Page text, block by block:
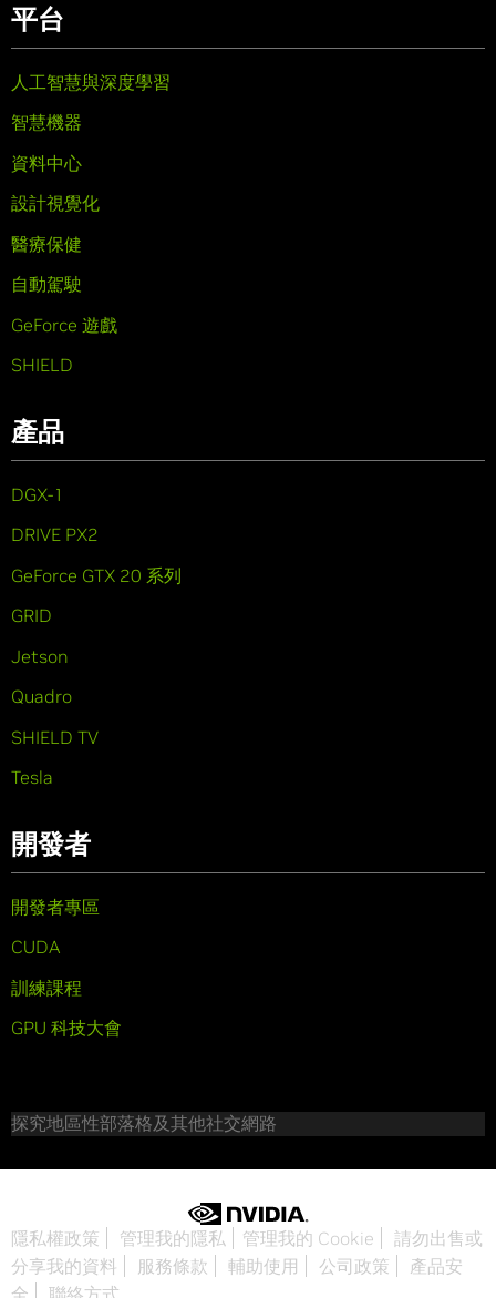
平台
人工智慧與深度學習
智慧機器
資料中心
設計視覺化
醫療保健
自動駕駛
GeForce 遊戲
SHIELD
產品
DGX-1
DRIVE PX2
GeForce GTX 20 系列
GRID
Jetson
Quadro
SHIELD TV
Tesla
開發者
開發者專區
CUDA
訓練課程
GPU 科技大會
探究地區性部落格及其他社交網路
隱私權政策 管理我的隱私 管理我的 Cookie
請勿出售或
分享我的資料
服務條款 輔助使用 公司政策
產品安
全
聯絡方式